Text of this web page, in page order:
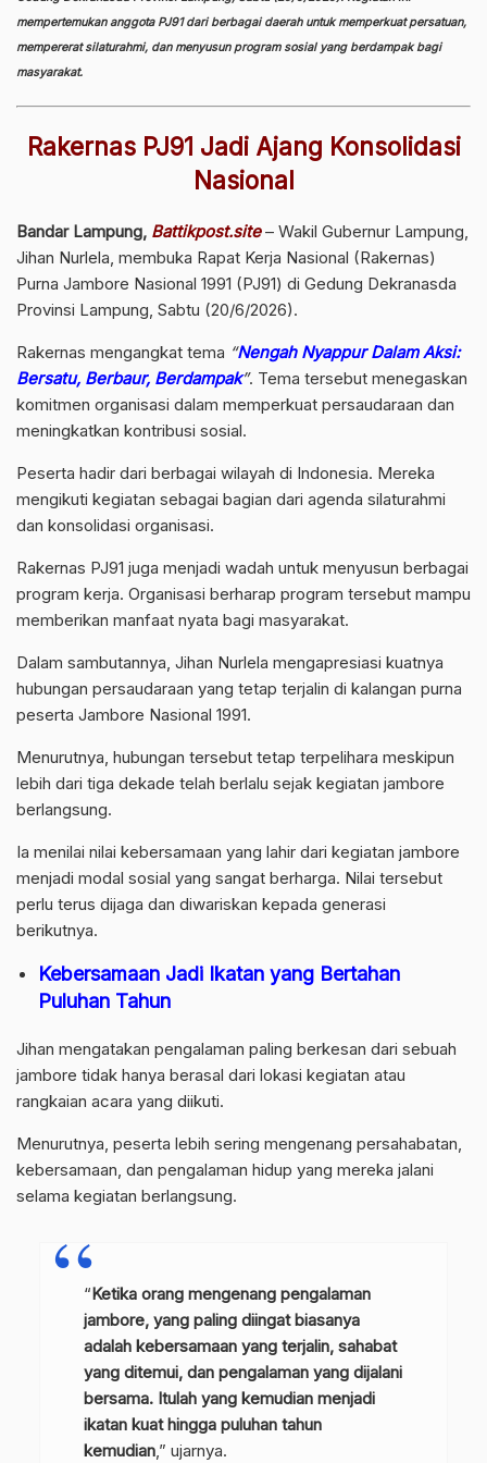
mempertemukan anggota PJ91 dari berbagai daerah untuk memperkuat persatuan,
mempererat silaturahmi, dan menyusun program sosial yang berdampak bagi
masyarakat.
Rakernas PJ91 Jadi Ajang Konsolidasi
Nasional
Bandar Lampung, Battikpost.site– Wakil Gubernur Lampung,
Jihan Nurlela, membuka Rapat Kerja Nasional (Rakernas)
Purna Jambore Nasional 1991 (PJ91) di Gedung Dekranasda
Provinsi Lampung, Sabtu (20/6/2026).
Rakernas mengangkat tema “Nengah Nyappur Dalam Aksi:
Bersatu, Berbaur, Berdampak”. Tema tersebut menegaskan
komitmen organisasi dalam memperkuat persaudaraan dan
meningkatkan kontribusi sosial.
Peserta hadir dari berbagai wilayah di Indonesia. Mereka
mengikuti kegiatan sebagai bagian dari agenda silaturahmi
dan konsolidasi organisasi.
Rakernas PJ91 juga menjadi wadah untuk menyusun berbagai
program kerja. Organisasi berharap program tersebut mampu
memberikan manfaat nyata bagi masyarakat.
Dalam sambutannya, Jihan Nurlela mengapresiasi kuatnya
hubungan persaudaraan yang tetap terjalin di kalangan purna
peserta Jambore Nasional 1991.
Menurutnya, hubungan tersebut tetap terpelihara meskipun
lebih dari tiga dekade telah berlalu sejak kegiatan jambore
berlangsung.
Ia menilai nilai kebersamaan yang lahir dari kegiatan jambore
menjadi modal sosial yang sangat berharga. Nilai tersebut
perlu terus dijaga dan diwariskan kepada generasi
berikutnya.
Kebersamaan Jadi Ikatan yang Bertahan
Puluhan Tahun
Jihan mengatakan pengalaman paling berkesan dari sebuah
jambore tidak hanya berasal dari lokasi kegiatan atau
rangkaian acara yang diikuti.
Menurutnya, peserta lebih sering mengenang persahabatan,
kebersamaan, dan pengalaman hidup yang mereka jalani
selama kegiatan berlangsung.
“Ketika orang mengenang pengalaman
jambore, yang paling diingat biasanya
adalah kebersamaan yang terjalin, sahabat
yang ditemui, dan pengalaman yang dijalani
bersama. Itulah yang kemudian menjadi
ikatan kuat hingga puluhan tahun
kemudian,” ujarnya.